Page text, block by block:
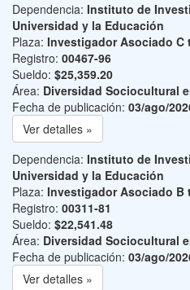
Dependencia: Instituto de
Universidad y la Educación
Plaza: Investigador Asociado C
Registro: 00467-96
Sueldo: $25,359.20
Área: Diversidad Sociocultural
Fecha de publicación: 03/ago/
Ver detalles »
Dependencia: Instituto de
Universidad y la Educación
Plaza: Investigador Asociado B
Registro: 00311-81
Sueldo: $22,541.48
Área: Diversidad Sociocultural
Fecha de publicación: 03/ago/
Ver detalles »